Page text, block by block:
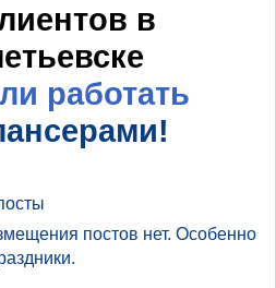
в
работать
постов нет. Особенно